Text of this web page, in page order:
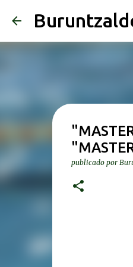
publicado por